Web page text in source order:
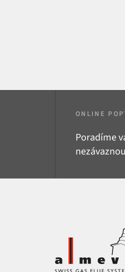
ONLINE
Poradíme